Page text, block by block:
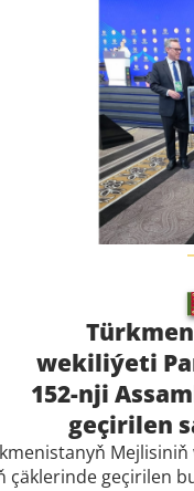
wekiliýeti
152-nji
geçirilen
çäklerinde geçirilen